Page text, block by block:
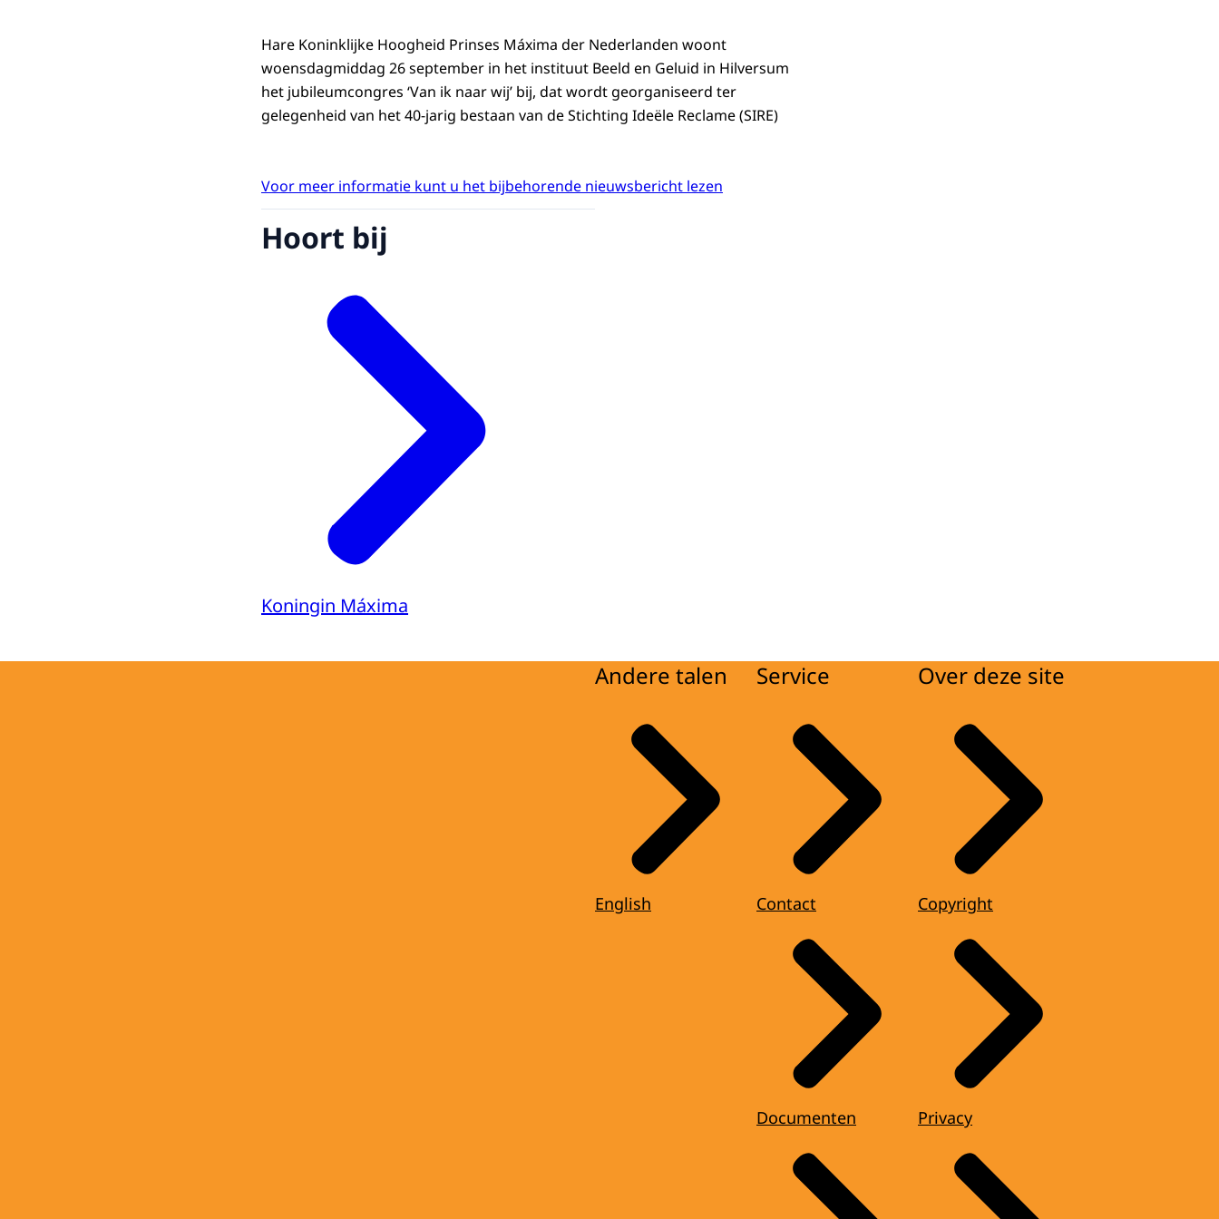
Hare Koninklijke Hoogheid Prinses Máxima der Nederlanden woont
woensdagmiddag 26 september in het instituut Beeld en Geluid in Hilversum
het jubileumcongres ‘Van ik naar wij’ bij, dat wordt georganiseerd ter
gelegenheid van het 40-jarig bestaan van de Stichting Ideële Reclame (SIRE)
Voor meer informatie kunt u het bijbehorende nieuwsbericht lezen
Hoort bij
Koningin Máxima
Andere talen
English
Service
Contact
Documenten
Over deze site
Copyright
Privacy